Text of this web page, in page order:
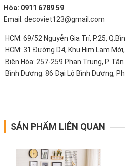
Hòa: 0911 6789 59
Email: decoviet123@gmail.com
HCM: 69/52 Nguyễn Gia Trí, P.25,
HCM: 31 Đường D4, Khu Him Lam Mới,
Biên Hòa: 257-259 Phan Trung, P. Tân
Bình Dương: 86 Đại Lộ Bình Dương,
SẢN PHẨM LIÊN QUAN